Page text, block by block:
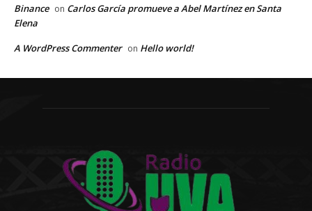
Binance on Carlos García promueve a Abel Martínez en Santa
Elena
A WordPress Commenter on Hello world!